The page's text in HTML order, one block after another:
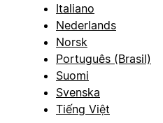
Italiano
Nederlands
Norsk
Português (Brasil)
Suomi
Svenska
Tiếng Việt